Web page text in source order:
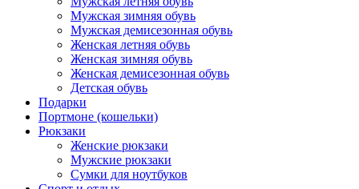
Мужская зимняя обувь
Мужская демисезонная обувь
Женская летняя обувь
Женская зимняя обувь
Женская демисезонная обувь
Детская обувь
Подарки
Портмоне (кошельки)
Рюкзаки
Женские рюкзаки
Мужские рюкзаки
Сумки для ноутбуков